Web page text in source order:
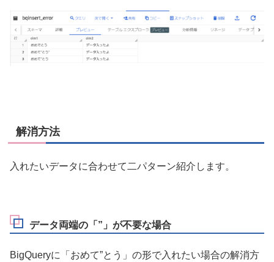
解消方法
入れたいデータに合わせて二パターン紹介します。
データ両端の「”」が不要な場合
BigQueryに「おめて”とう」の形で入れたい場合の解消方